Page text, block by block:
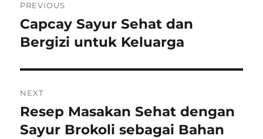
navigation
PREVIOUS
Previous
post:
Capcay Sayur Sehat dan
Bergizi untuk Keluarga
NEXT
Next
post:
Resep Masakan Sehat dengan
Sayur Brokoli sebagai Bahan